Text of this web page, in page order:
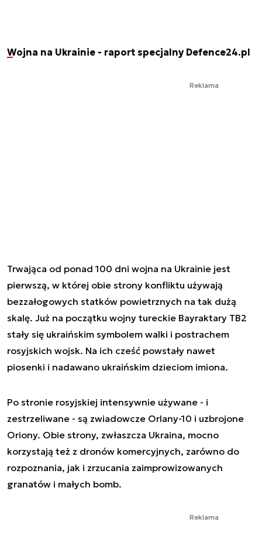
Wojna na Ukrainie - raport specjalny Defence24.pl
Reklama
Trwająca od ponad 100 dni wojna na Ukrainie jest
pierwszą, w której obie strony konfliktu używają
bezzałogowych statków powietrznych na tak dużą
skalę. Już na początku wojny tureckie Bayraktary TB2
stały się ukraińskim symbolem walki i postrachem
rosyjskich wojsk. Na ich cześć powstały nawet
piosenki i nadawano ukraińskim dzieciom imiona.
Po stronie rosyjskiej intensywnie używane - i
zestrzeliwane - są zwiadowcze Orlany-10 i uzbrojone
Oriony. Obie strony, zwłaszcza Ukraina, mocno
korzystają też z dronów komercyjnych, zarówno do
rozpoznania, jak i zrzucania zaimprowizowanych
granatów i małych bomb.
Reklama